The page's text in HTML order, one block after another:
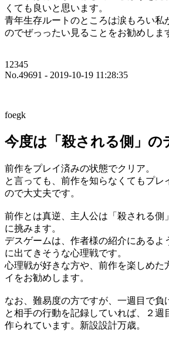
くても良いと思います。
青年生存ルートのところは涙もろい私
のでぜっったい見ることをお勧めしま
12345
No.49691 - 2019-10-19 11:28:35
foegk
今度は「殺される側」の
前作をプレイ済みの状態でクリア。
と言っても、前作を知らなくてもプレ
ので大丈夫です。
前作とは真逆、主人公は「殺される側
に挑みます。
デスゲームは、作者様の紹介にあるよ
に出てきそうな心理戦です。
心理戦が好きな方や、前作を楽しめた
イをお勧めします。
なお、難易度の方ですが、一週目で負
と相手の行動を記録していれば、２週
作られています。新設設計万歳。